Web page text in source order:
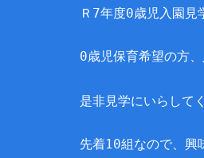
Ｒ7年度0歳児入園見
0歳児保育希望の方、
是非見学にいらして
先着10組なので、興